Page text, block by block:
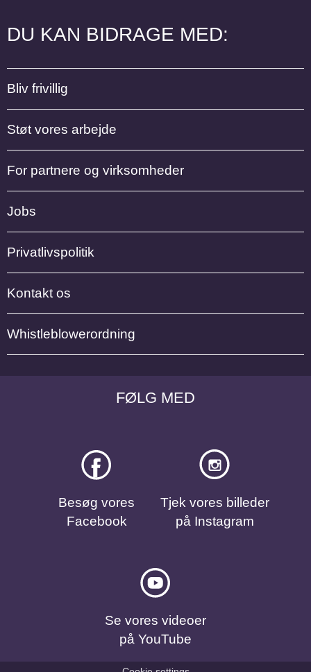
FØLG MED
Besøg vores
Facebook
Tjek vores billeder
på Instagram
Se vores videoer
på YouTube
DU KAN BIDRAGE MED:
Bliv frivillig
Støt vores arbejde
For partnere og virksomheder
Jobs
Privatlivspolitik
Kontakt os
Whistleblowerordning